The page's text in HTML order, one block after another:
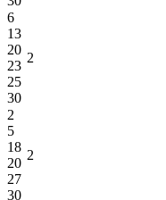
6
13
20
23
25
30
2
2
5
18
20
27
30
2